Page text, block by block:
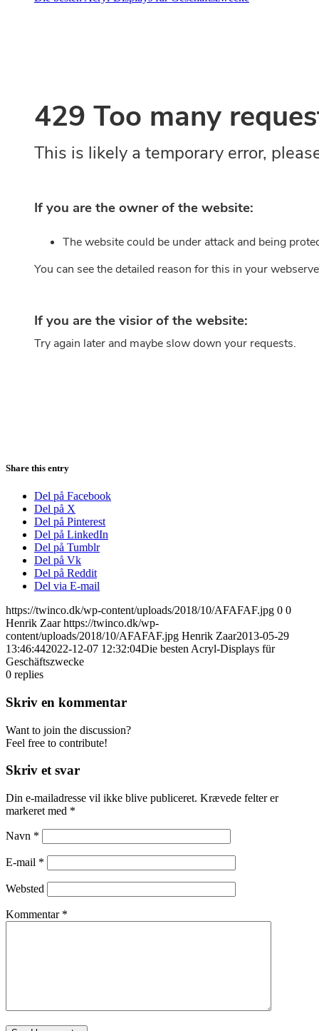
Share this entry
Del på Facebook
Del på X
Del på Pinterest
Del på LinkedIn
Del på Tumblr
Del på Vk
Del på Reddit
Del via E-mail
https://twinco.dk/wp-content/uploads/2018/10/AFAFAF.jpg 0 0
Henrik Zaar https://twinco.dk/wp-
content/uploads/2018/10/AFAFAF.jpg Henrik Zaar2013-05-29
13:46:442022-12-07 12:32:04Die besten Acryl-Displays für
Geschäftszwecke
0 replies
Skriv en kommentar
Want to join the discussion?
Feel free to contribute!
Skriv et svar
Din e-mailadresse vil ikke blive publiceret. Krævede felter er
markeret med *
Navn *
E-mail *
Websted
Kommentar *